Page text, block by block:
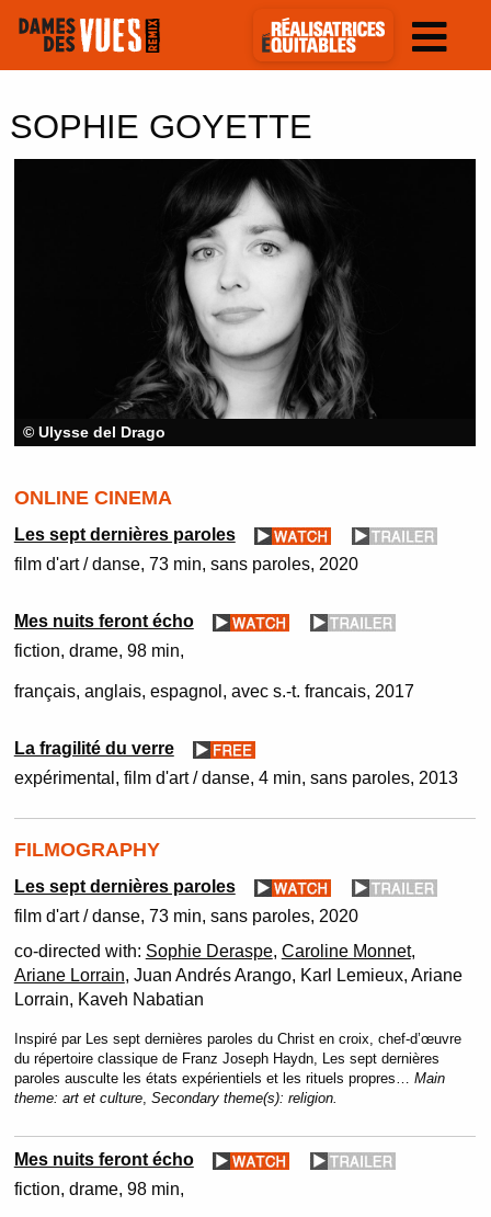
SOPHIE GOYETTE
© Ulysse del Drago
ONLINE CINEMA
Les sept dernières paroles
film d'art / danse 73 min sans paroles 2020
Mes nuits feront écho
fiction drame 98 min
français, anglais, espagnol, avec s.-t. francais 2017
La fragilité du verre
expérimental, film d'art / danse 4 min sans paroles 2013
FILMOGRAPHY
Les sept dernières paroles
film d'art / danse 73 min sans paroles 2020
co-directed with: Sophie Deraspe, Caroline Monnet,
Ariane Lorrain, Juan Andrés Arango, Karl Lemieux, Ariane
Lorrain, Kaveh Nabatian
Inspiré par Les sept dernières paroles du Christ en croix, chef-d’œuvre
du répertoire classique de Franz Joseph Haydn, Les sept dernières
paroles ausculte les états expérientiels et les rituels propres… Main
theme: art et culture, Secondary theme(s): religion.
Mes nuits feront écho
fiction drame 98 min